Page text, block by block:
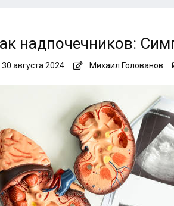
надпочечников:
30 августа 2024 Михаил Голованов